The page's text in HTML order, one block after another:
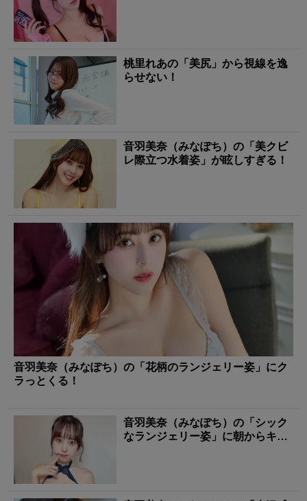
桃里れあの「美尻」から視線を逸
らせない！
音羽美奈（みなぽち）の「美クビ
レ際立つ水着姿」が眩しすぎる！
音羽美奈（みなぽち）の「花柄のランジェリー姿」にク
ラっとくる！
音羽美奈（みなぽち）の「シック
なランジェリー姿」に朝からキュ